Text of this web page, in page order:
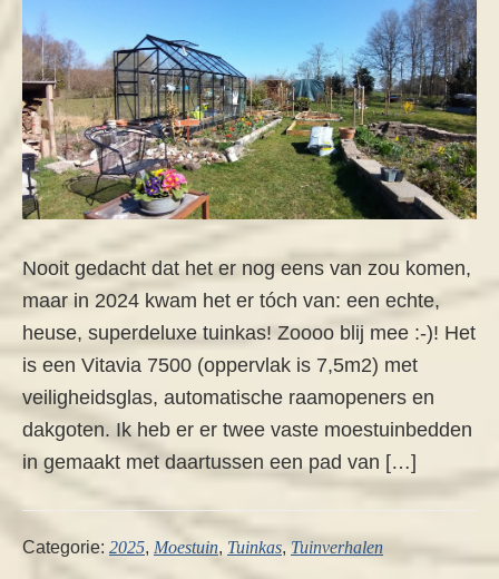
Nooit gedacht dat het er nog eens van zou komen,
maar in 2024 kwam het er tóch van: een echte,
heuse, superdeluxe tuinkas! Zoooo blij mee :-)! Het
is een Vitavia 7500 (oppervlak is 7,5m2) met
veiligheidsglas, automatische raamopeners en
dakgoten. Ik heb er er twee vaste moestuinbedden
in gemaakt met daartussen een pad van […]
Categorie: 2025, Moestuin, Tuinkas, Tuinverhalen